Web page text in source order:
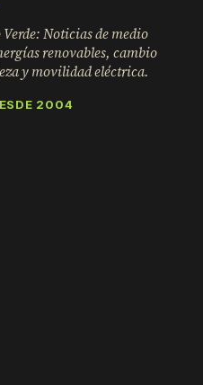
Noticias de medio
renovables, cambio
y movilidad eléctrica.
2004